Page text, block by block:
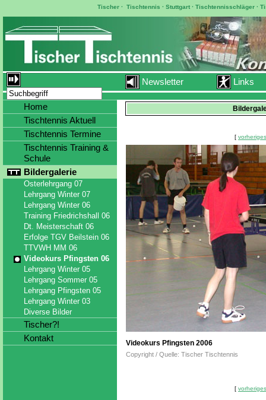
Tischer ·Tischtennis ·Stuttgart ·Tischtennisschläger ·
Newsletter Links
[
Videokurs Pfingsten 2006
Copyright / Quelle: Tischer Tischtennis
[
Home
Tischtennis Aktuell
Tischtennis Termine
Tischtennis Training &
Schule
Bildergalerie
Osterlehrgang 07
Lehrgang Winter 07
Lehrgang Winter 06
Training Friedrichshall 06
Dt. Meisterschaft 06
Erfolge TGV Beilstein 06
TTVWH MM 06
Videokurs Pfingsten 06
Lehrgang Winter 05
Lehrgang Sommer 05
Lehrgang Pfingsten 05
Lehrgang Winter 03
Diverse Bilder
Tischer?!
Kontakt